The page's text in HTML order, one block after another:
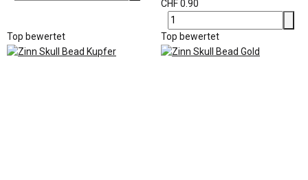
CHF 0.90
Top bewertet Top bewertet